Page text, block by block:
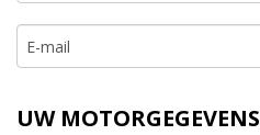
UW MOTORGEGEVENS